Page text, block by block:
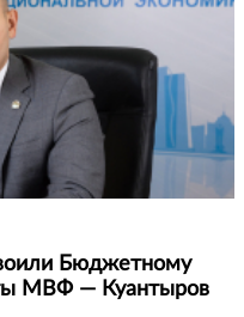
Бюджетному
МВФ — Куантыров